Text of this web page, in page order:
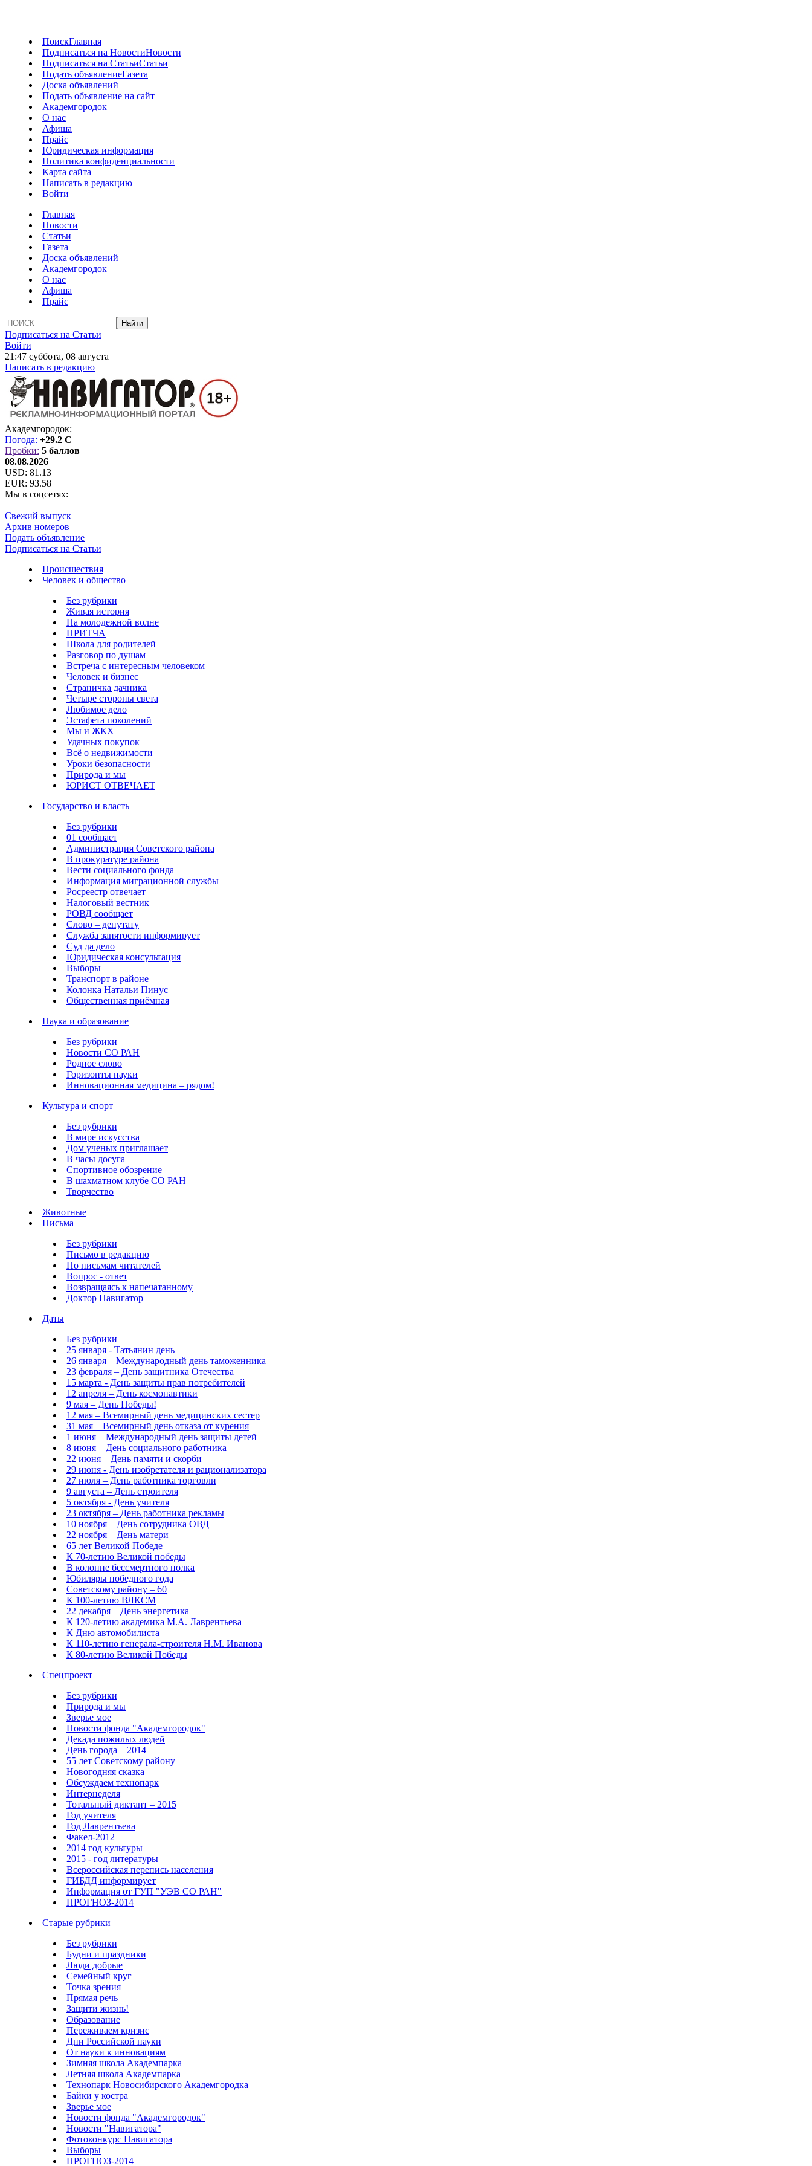
ПоискГлавная
Подписаться на НовостиНовости
Подписаться на СтатьиСтатьи
Подать объявлениеГазета
Доска объявлений
Подать объявление на сайт
Академгородок
О нас
Афиша
Прайс
Юридическая информация
Политика конфиденциальности
Карта сайта
Написать в редакцию
Войти
Главная
Новости
Статьи
Газета
Доска объявлений
Академгородок
О нас
Афиша
Прайс
Подписаться на Статьи
Войти
21:47 суббота, 08 августа
Написать в редакцию
Академгородок:
Погода: +29.2 C
Пробки: 5 баллов
08.08.2026
USD: 81.13
EUR: 93.58
Мы в соцсетях:
Свежий выпуск
Архив номеров
Подать объявление
Подписаться на Статьи
Происшествия
Человек и общество
Без рубрики
Живая история
На молодежной волне
ПРИТЧА
Школа для родителей
Разговор по душам
Встреча с интересным человеком
Человек и бизнес
Страничка дачника
Четыре стороны света
Любимое дело
Эстафета поколений
Мы и ЖКХ
Удачных покупок
Всё о недвижимости
Уроки безопасности
Природа и мы
ЮРИСТ ОТВЕЧАЕТ
Государство и власть
Без рубрики
01 сообщает
Администрация Советского района
В прокуратуре района
Вести социального фонда
Информация миграционной службы
Росреестр отвечает
Налоговый вестник
РОВД сообщает
Слово – депутату
Служба занятости информирует
Суд да дело
Юридическая консультация
Выборы
Транспорт в районе
Колонка Натальи Пинус
Общественная приёмная
Наука и образование
Без рубрики
Новости СО РАН
Родное слово
Горизонты науки
Инновационная медицина – рядом!
Культура и спорт
Без рубрики
В мире искусства
Дом ученых приглашает
В часы досуга
Спортивное обозрение
В шахматном клубе СО РАН
Творчество
Животные
Письма
Без рубрики
Письмо в редакцию
По письмам читателей
Вопрос - ответ
Возвращаясь к напечатанному
Доктор Навигатор
Даты
Без рубрики
25 января - Татьянин день
26 января – Международный день таможенника
23 февраля – День защитника Отечества
15 марта - День защиты прав потребителей
12 апреля – День космонавтики
9 мая – День Победы!
12 мая – Всемирный день медицинских сестер
31 мая – Всемирный день отказа от курения
1 июня – Международный день защиты детей
8 июня – День социального работника
22 июня – День памяти и скорби
29 июня - День изобретателя и рационализатора
27 июля – День работника торговли
9 августа – День строителя
5 октября - День учителя
23 октября – День работника рекламы
10 ноября – День сотрудника ОВД
22 ноября – День матери
65 лет Великой Победе
К 70-летию Великой победы
В колонне бессмертного полка
Юбиляры победного года
Советскому району – 60
К 100-летию ВЛКСМ
22 декабря – День энергетика
К 120-летию академика М.А. Лаврентьева
К Дню автомобилиста
К 110-летию генерала-строителя Н.М. Иванова
К 80-летию Великой Победы
Спецпроект
Без рубрики
Природа и мы
Зверье мое
Новости фонда "Академгородок"
Декада пожилых людей
День города – 2014
55 лет Советскому району
Новогодняя сказка
Обсуждаем технопарк
Интернеделя
Тотальный диктант – 2015
Год учителя
Год Лаврентьева
Факел-2012
2014 год культуры
2015 - год литературы
Всероссийская перепись населения
ГИБДД информирует
Информация от ГУП "УЭВ СО РАН"
ПРОГНОЗ-2014
Старые рубрики
Без рубрики
Будни и праздники
Люди добрые
Семейный круг
Точка зрения
Прямая речь
Защити жизнь!
Образование
Переживаем кризис
Дни Российской науки
От науки к инновациям
Зимняя школа Академпарка
Летняя школа Академпарка
Технопарк Новосибирского Академгородка
Байки у костра
Зверье мое
Новости фонда "Академгородок"
Новости "Навигатора"
Фотоконкурс Навигатора
Выборы
ПРОГНОЗ-2014